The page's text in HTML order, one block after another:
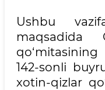
Ushbu
maqsadida
142-sonli
xotin-qizlar